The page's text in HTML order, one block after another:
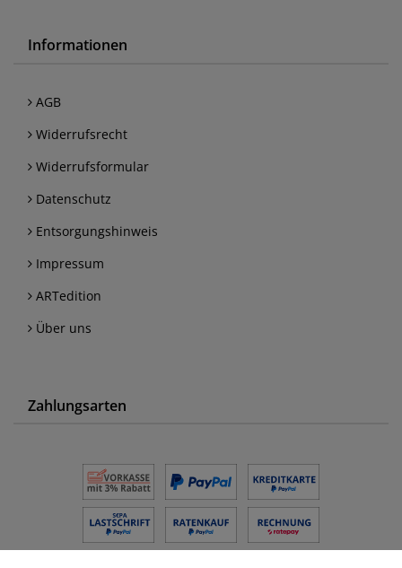
Informationen
AGB
Widerrufsrecht
Widerrufsformular
Datenschutz
Entsorgungshinweis
Impressum
ARTedition
Über uns
Zahlungsarten